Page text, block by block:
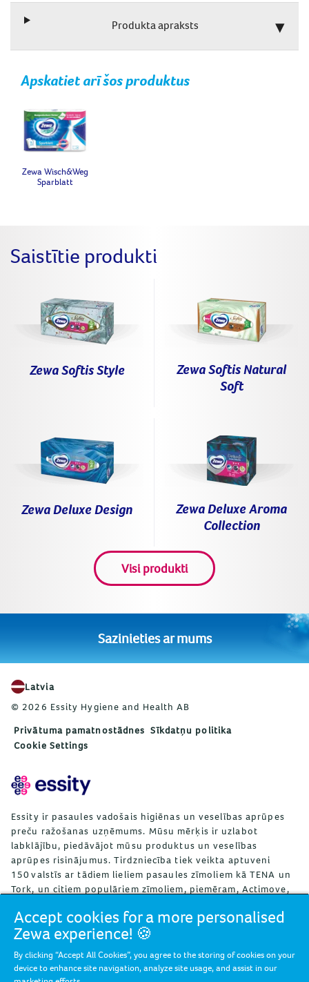
Produkta apraksts
Apskatiet arī šos produktus
Zewa Wisch&Weg
Sparblatt
Saistītie produkti
Zewa Softis Style
Zewa Softis Natural
Soft
Zewa Deluxe Design
Zewa Deluxe Aroma
Collection
Visi produkti
Sazinieties ar mums
Latvia
© 2026 Essity Hygiene and Health AB
Privātuma pamatnostādnes Sīkdatņu politika
Cookie Settings
Essity ir pasaules vadošais higiēnas un veselības aprūpes
preču ražošanas uzņēmums. Mūsu mērķis ir uzlabot
labklājību, piedāvājot mūsu produktus un veselības
aprūpes risinājumus. Tirdzniecība tiek veikta aptuveni
150 valstīs ar tādiem lieliem pasaules zīmoliem kā TENA un
Tork, un citiem populāriem zīmoliem, piemēram, Actimove,
Modibodi, Nosotras, Saba, Tempo, TOM Organic un Zewa.
Uzņēmumā Essity ir aptuveni 36 000 darbinieku. Neto
pārdošanas apjoms 2024. gadā sasniedza 146 miljardus SEK
(13 miljardus EUR). Uzņēmuma galvenā mītne atrodas
Stokholmā, Zviedrijā, un Essity ir iekļauts Nasdaq Stockholm
Accept cookies for a more personalised
Zewa experience! 🍪
By clicking “Accept All Cookies”, you agree to the storing of cookies on your
device to enhance site navigation, analyze site usage, and assist in our